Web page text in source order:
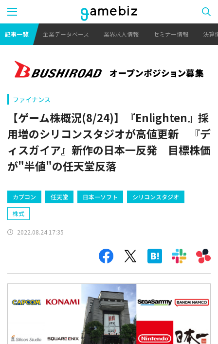
記事一覧 企業データベース 業界求人情報 セミナー情報 決算
ファイナンス
【ゲーム株概況(8/24)】『Enlighten』採
用増のシリコンスタジオが高値更新 『デ
ィスガイア』新作の日本一反発 目標株価
が"半値"の任天堂反落
カプコン 任天堂 日本一ソフト
シリコンスタジオ
株式
2022.08.24 17:35